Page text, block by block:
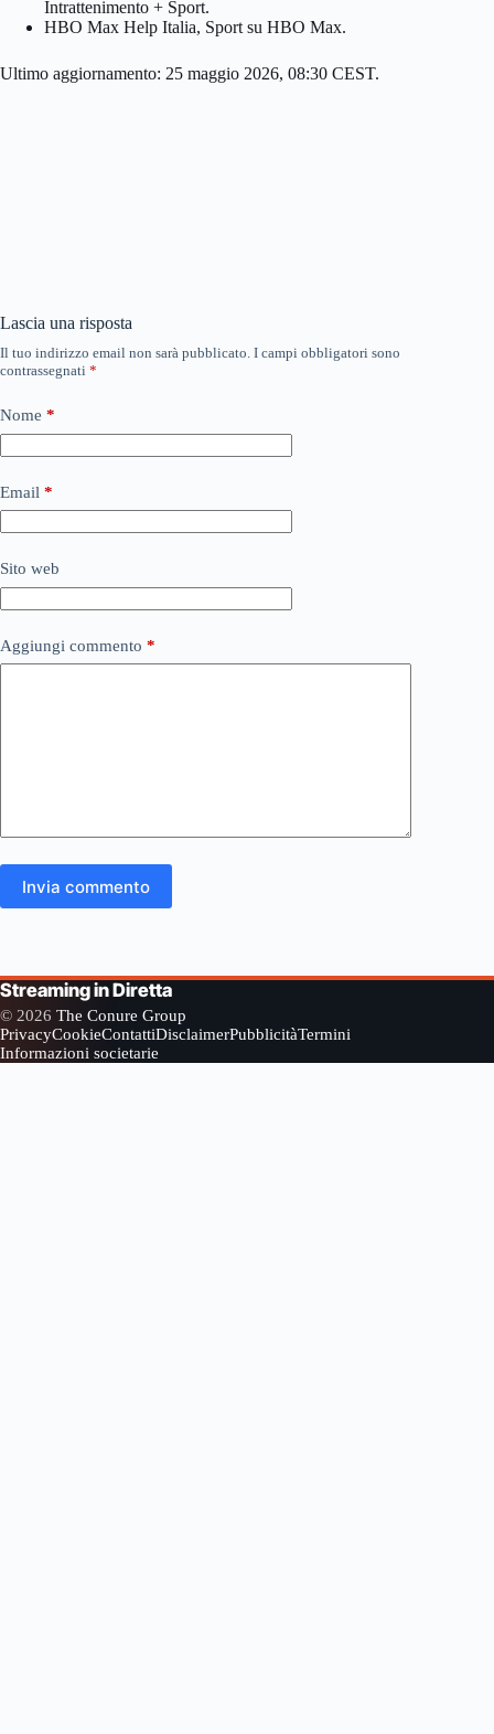
Intrattenimento + Sport.
HBO Max Help Italia, Sport su HBO Max.
Ultimo aggiornamento: 25 maggio 2026, 08:30 CEST.
Lascia una risposta
Il tuo indirizzo email non sarà pubblicato. I campi obbligatori sono
contrassegnati *
Nome *
Email *
Sito web
Aggiungi commento *
Invia commento
Streaming in Diretta
© 2026 The Conure Group
PrivacyCookieContattiDisclaimerPubblicitàTermini
Informazioni societarie